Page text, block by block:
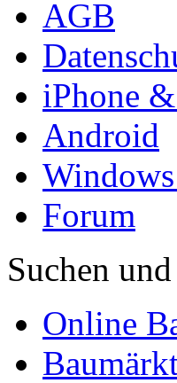
AGB
iPhone
Android
Forum
Suchen
Online